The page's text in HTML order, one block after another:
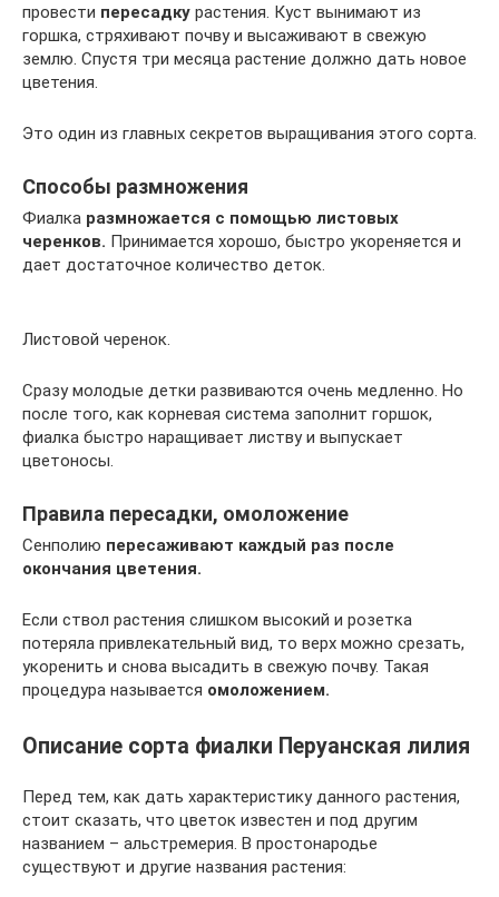
провести пересадку растения. Куст вынимают из
горшка, стряхивают почву и высаживают в свежую
землю. Спустя три месяца растение должно дать новое
цветения.
Это один из главных секретов выращивания этого сорта.
Способы размножения
Фиалка размножается с помощью листовых
черенков. Принимается хорошо, быстро укореняется и
дает достаточное количество деток.
Листовой черенок.
Сразу молодые детки развиваются очень медленно. Но
после того, как корневая система заполнит горшок,
фиалка быстро наращивает листву и выпускает
цветоносы.
Правила пересадки, омоложение
Сенполию пересаживают каждый раз после
окончания цветения.
Если ствол растения слишком высокий и розетка
потеряла привлекательный вид, то верх можно срезать,
укоренить и снова высадить в свежую почву. Такая
процедура называется омоложением.
Описание сорта фиалки Перуанская лилия
Перед тем, как дать характеристику данного растения,
стоит сказать, что цветок известен и под другим
названием – альстремерия. В простонародье
существуют и другие названия растения: